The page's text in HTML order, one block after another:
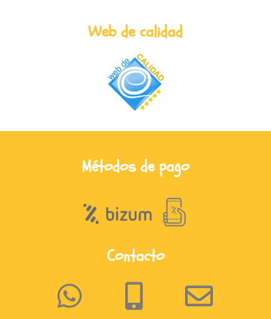
Web de calidad
Métodos de pago
Contacto